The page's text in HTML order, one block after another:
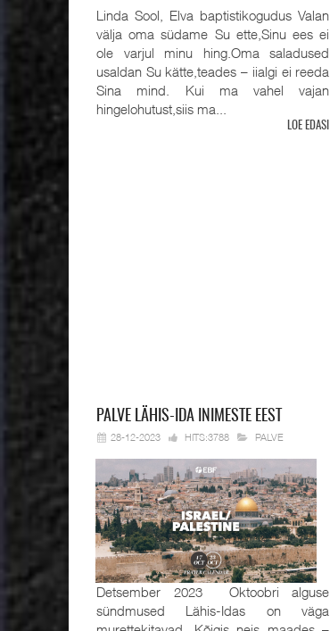
Linda Sool, Elva baptistikogudus Valan
välja oma südame Su ette,Sinu ees ei
ole varjul minu hing.Oma saladused
usaldan Su kätte,teades – iialgi ei reeda
Sina mind. Kui ma vahel vajan
hingelohutust,siis ma...
LOE EDASI
PALVE LÄHIS-IDA INIMESTE EEST
28-12-2023 HITS:3788 PALVE
Detsember 2023 Oktoobri alguse
sündmused Lähis-Idas on väga